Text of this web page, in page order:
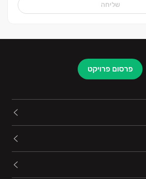
שליחה
פרסום פרויקט